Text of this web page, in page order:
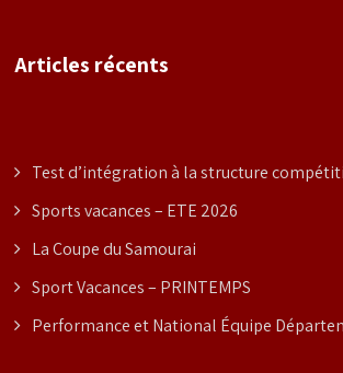
Articles récents
Test d’intégration à la structure
Sports vacances – ETE 2026
La Coupe du Samourai
Sport Vacances – PRINTEMPS
Performance et National Équipe